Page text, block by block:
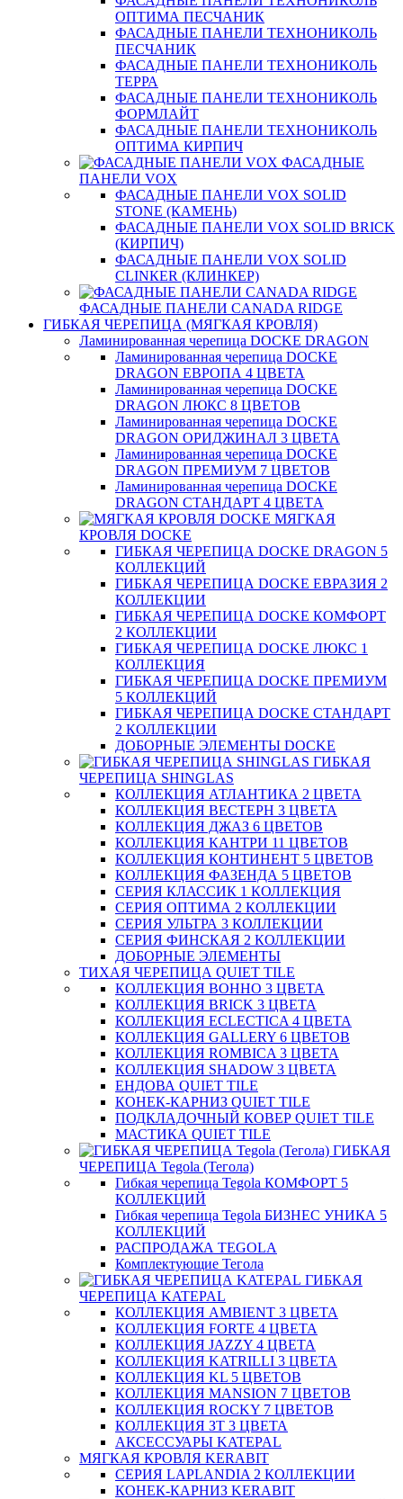
ОПТИМА ПЕСЧАНИК
ФАСАДНЫЕ ПАНЕЛИ ТЕХНОНИКОЛЬ
ПЕСЧАНИК
ФАСАДНЫЕ ПАНЕЛИ ТЕХНОНИКОЛЬ
ТЕРРА
ФАСАДНЫЕ ПАНЕЛИ ТЕХНОНИКОЛЬ
ФОРМЛАЙТ
ФАСАДНЫЕ ПАНЕЛИ ТЕХНОНИКОЛЬ
ОПТИМА КИРПИЧ
ФАСАДНЫЕ
ПАНЕЛИ VOX
ФАСАДНЫЕ ПАНЕЛИ VOX SOLID
STONE (КАМЕНЬ)
ФАСАДНЫЕ ПАНЕЛИ VOX SOLID BRICK
(КИРПИЧ)
ФАСАДНЫЕ ПАНЕЛИ VOX SOLID
CLINКER (КЛИНКЕР)
ФАСАДНЫЕ ПАНЕЛИ CANADA RIDGE
ГИБКАЯ ЧЕРЕПИЦА (МЯГКАЯ КРОВЛЯ)
Ламинированная черепица DOCKE DRAGON
Ламинированная черепица DOCKE
DRAGON ЕВРОПА 4 ЦВЕТА
Ламинированная черепица DOCKE
DRAGON ЛЮКС 8 ЦВЕТОВ
Ламинированная черепица DOCKE
DRAGON ОРИДЖИНАЛ 3 ЦВЕТА
Ламинированная черепица DOCKE
DRAGON ПРЕМИУМ 7 ЦВЕТОВ
Ламинированная черепица DOCKE
DRAGON СТАНДАРТ 4 ЦВЕТA
МЯГКАЯ
КРОВЛЯ DOCKE
ГИБКАЯ ЧЕРЕПИЦА DOCKE DRAGON 5
КОЛЛЕКЦИЙ
ГИБКАЯ ЧЕРЕПИЦА DOCKE ЕВРАЗИЯ 2
КОЛЛЕКЦИИ
ГИБКАЯ ЧЕРЕПИЦА DOCKE КОМФОРТ
2 КОЛЛЕКЦИИ
ГИБКАЯ ЧЕРЕПИЦА DOCKE ЛЮКС 1
КОЛЛЕКЦИЯ
ГИБКАЯ ЧЕРЕПИЦА DOCKE ПРЕМИУМ
5 КОЛЛЕКЦИЙ
ГИБКАЯ ЧЕРЕПИЦА DOCKE СТАНДАРТ
2 КОЛЛЕКЦИИ
ДОБОРНЫЕ ЭЛЕМЕНТЫ DOCKE
ГИБКАЯ
ЧЕРЕПИЦА SHINGLAS
КОЛЛЕКЦИЯ АТЛАНТИКА 2 ЦВЕТА
КОЛЛЕКЦИЯ ВЕСТЕРН 3 ЦВЕТА
КОЛЛЕКЦИЯ ДЖАЗ 6 ЦВЕТОВ
КОЛЛЕКЦИЯ КАНТРИ 11 ЦВЕТОВ
КОЛЛЕКЦИЯ КОНТИНЕНТ 5 ЦВЕТОВ
КОЛЛЕКЦИЯ ФАЗЕНДА 5 ЦВЕТОВ
СЕРИЯ КЛАССИК 1 КОЛЛЕКЦИЯ
СЕРИЯ ОПТИМА 2 КОЛЛЕКЦИИ
СЕРИЯ УЛЬТРА 3 КОЛЛЕКЦИИ
СЕРИЯ ФИНСКАЯ 2 КОЛЛЕКЦИИ
ДОБОРНЫЕ ЭЛЕМЕНТЫ
ТИХАЯ ЧЕРЕПИЦА QUIET TILE
КОЛЛЕКЦИЯ BOHHO 3 ЦВЕТА
КОЛЛЕКЦИЯ BRICK 3 ЦВЕТА
КОЛЛЕКЦИЯ ECLECTICA 4 ЦВЕТА
КОЛЛЕКЦИЯ GALLERY 6 ЦВЕТОВ
КОЛЛЕКЦИЯ ROMBICA 3 ЦВЕТА
КОЛЛЕКЦИЯ SHADOW 3 ЦВЕТА
ЕНДОВА QUIET TILE
КОНЕК-КАРНИЗ QUIET TILE
ПОДКЛАДОЧНЫЙ КОВЕР QUIET TILE
МАСТИКА QUIET TILE
ГИБКАЯ
ЧЕРЕПИЦА Tegola (Тегола)
Гибкая черепица Tegola КОМФОРТ 5
КОЛЛЕКЦИЙ
Гибкая черепица Tegola БИЗНЕС УНИКА 5
КОЛЛЕКЦИЙ
РАСПРОДАЖА TEGOLA
Комплектующие Тегола
ГИБКАЯ
ЧЕРЕПИЦА KATEPAL
КОЛЛЕКЦИЯ AMBIENT 3 ЦВЕТА
КОЛЛЕКЦИЯ FORTE 4 ЦВЕТА
КОЛЛЕКЦИЯ JAZZY 4 ЦВЕТА
КОЛЛЕКЦИЯ KATRILLI 3 ЦВЕТА
КОЛЛЕКЦИЯ KL 5 ЦВЕТОВ
КОЛЛЕКЦИЯ MANSION 7 ЦВЕТОВ
КОЛЛЕКЦИЯ ROCKY 7 ЦВЕТОВ
КОЛЛЕКЦИЯ ЗТ 3 ЦВЕТА
АКСЕССУАРЫ KATEPAL
МЯГКАЯ КРОВЛЯ KERABIT
СЕРИЯ LAPLANDIA 2 КОЛЛЕКЦИИ
КОНЕК-КАРНИЗ KERABIT